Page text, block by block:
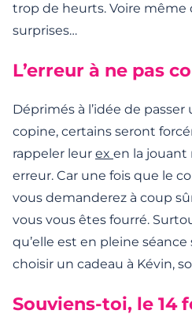
trop de heurts. Voire
surprises…
L’erreur à ne pas
Déprimés à l’idée de passer
copine, certains seront
rappeler leur ex en la jouant
erreur. Car une fois que le
vous demanderez à coup
vous vous êtes fourré.
qu’elle est en pleine
choisir un cadeau à Kévin,
Souviens-toi, le 14